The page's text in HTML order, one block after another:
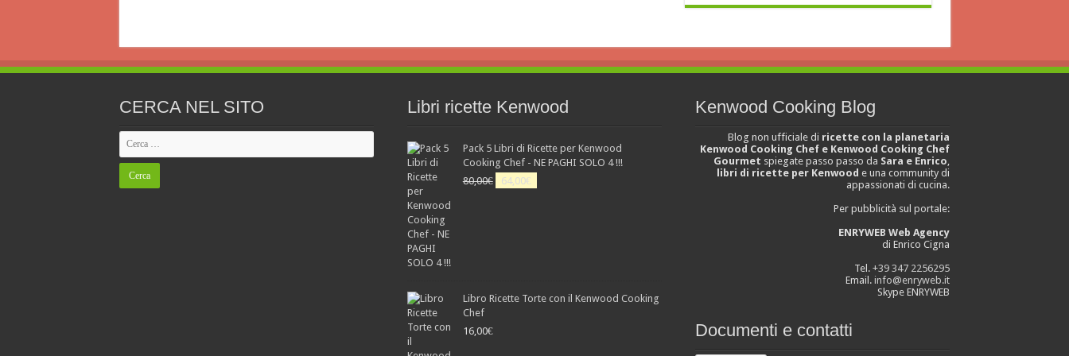
CERCA NEL SITO Libri ricette Kenwood
Pack 5 Libri di Ricette per Kenwood
Cooking Chef - NE PAGHI SOLO 4 !!!
80,00€ 64,00€
Libro Ricette Torte con il Kenwood Cooking
Chef
16,00€
Kenwood Cooking Blog
Blog non ufficiale di ricette con la planetaria
Kenwood Cooking Chef e Kenwood Cooking Chef
Gourmet spiegate passo passo da Sara e Enrico
libri di ricette per Kenwood e una community di
appassionati di cucina.
Per pubblicità sul portale:
ENRYWEB Web Agency
di Enrico Cigna
Tel.+39 347 2256295
Email.info@enryweb.it
Skype ENRYWEB
Documenti e contatti